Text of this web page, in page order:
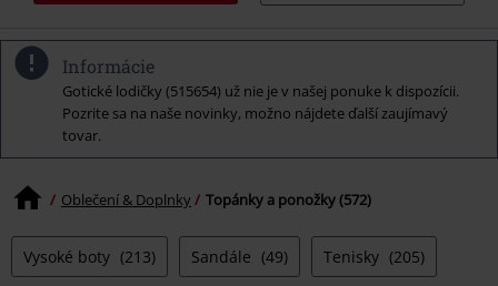
Informácie
Gotické lodičky (515654) už nie je v našej ponuke k dispozícii.
Pozrite sa na naše novinky, možno nájdete ďalší zaujímavý
tovar.
Oblečení & Doplnky Topánky a ponožky (572)
Vysoké boty (213) Sandále (49) Tenisky (205)